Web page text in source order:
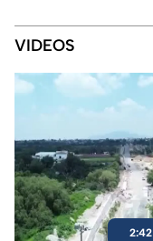
VIDEOS
2:42